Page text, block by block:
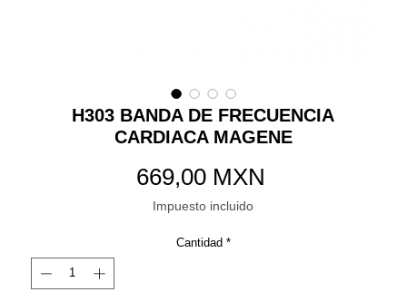
H303 BANDA DE FRECUENCIA
CARDIACA MAGENE
669,00 MXN
Impuesto incluido
Cantidad *